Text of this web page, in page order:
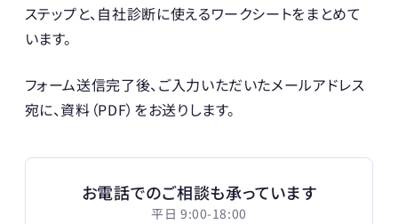
ステップと、自社診断に使えるワークシートをまとめて
います。
フォーム送信完了後、ご入力いただいたメールアドレス
宛に、資料（PDF）をお送りします。
お電話でのご相談も承っています
平日 9:00-18:00